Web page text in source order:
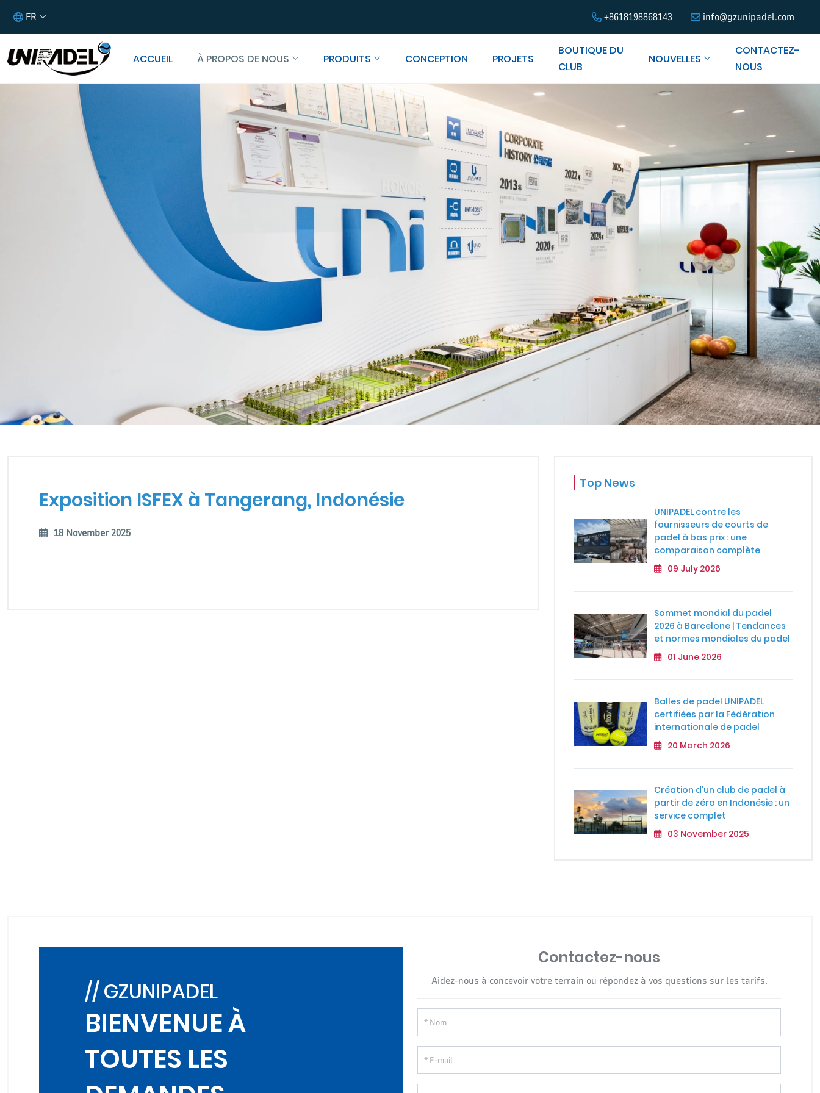
FR +8618198868143 info@gzunipadel.com
ACCUEIL À PROPOS DE NOUS PRODUITS CONCEPTION PROJETS
BOUTIQUE DU
CLUB
NOUVELLES
CONTACTEZ-
NOUS
Exposition ISFEX à Tangerang, Indonésie
18 November 2025
Top News
UNIPADEL contre les
fournisseurs de courts de
padel à bas prix : une
comparaison complète
09 July 2026
Sommet mondial du padel
2026 à Barcelone | Tendances
et normes mondiales du padel
01 June 2026
Balles de padel UNIPADEL
certifiées par la Fédération
internationale de padel
20 March 2026
Création d'un club de padel à
partir de zéro en Indonésie : un
service complet
03 November 2025
// GZUNIPADEL
BIENVENUE À
TOUTES LES
Contactez-nous
Aidez-nous à concevoir votre terrain ou répondez à vos questions sur les tarifs.